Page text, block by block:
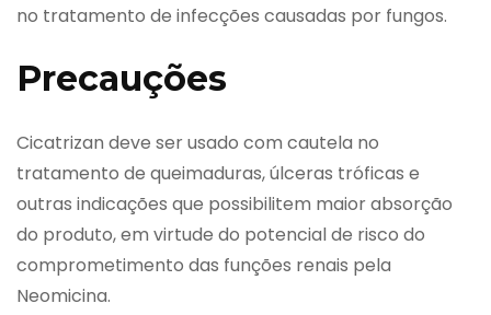
no tratamento de infecções causadas por fungos.
Precauções
Cicatrizan deve ser usado com cautela no
tratamento de queimaduras, úlceras tróficas e
outras indicações que possibilitem maior absorção
do produto, em virtude do potencial de risco do
comprometimento das funções renais pela
Neomicina.